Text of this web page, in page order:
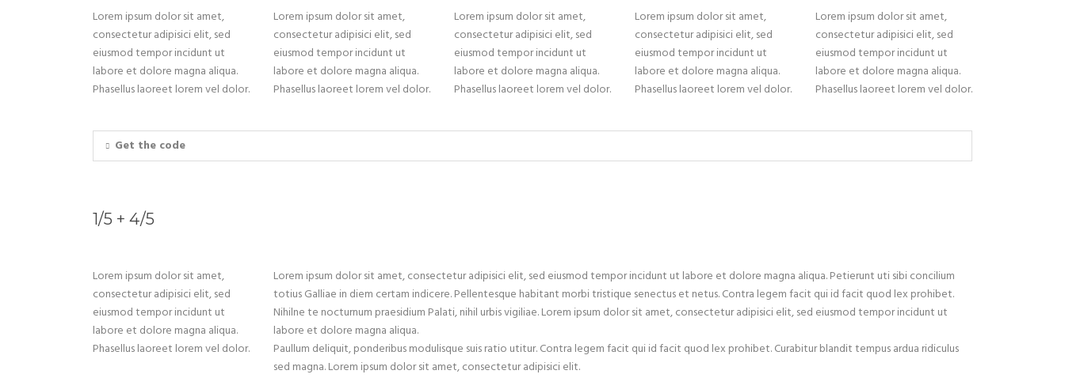
Lorem ipsum dolor sit amet,
consectetur adipisici elit, sed
eiusmod tempor incidunt ut
labore et dolore magna aliqua.
Phasellus laoreet lorem vel dolor.
Lorem ipsum dolor sit amet,
consectetur adipisici elit, sed
eiusmod tempor incidunt ut
labore et dolore magna aliqua.
Phasellus laoreet lorem vel dolor.
Lorem ipsum dolor sit amet,
consectetur adipisici elit, sed
eiusmod tempor incidunt ut
labore et dolore magna aliqua.
Phasellus laoreet lorem vel dolor.
Lorem ipsum dolor sit amet,
consectetur adipisici elit, sed
eiusmod tempor incidunt ut
labore et dolore magna aliqua.
Phasellus laoreet lorem vel dolor.
Lorem ipsum dolor sit amet,
consectetur adipisici elit, sed
eiusmod tempor incidunt ut
labore et dolore magna aliqua.
Phasellus laoreet lorem vel dolor.
Get the code
1/5 + 4/5
Lorem ipsum dolor sit amet,
consectetur adipisici elit, sed
eiusmod tempor incidunt ut
labore et dolore magna aliqua.
Phasellus laoreet lorem vel dolor.
Lorem ipsum dolor sit amet, consectetur adipisici elit, sed eiusmod tempor incidunt ut labore et dolore magna aliqua. Petierunt uti sibi concilium
totius Galliae in diem certam indicere. Pellentesque habitant morbi tristique senectus et netus. Contra legem facit qui id facit quod lex prohibet.
Nihilne te nocturnum praesidium Palati, nihil urbis vigiliae. Lorem ipsum dolor sit amet, consectetur adipisici elit, sed eiusmod tempor incidunt ut
labore et dolore magna aliqua.
Paullum deliquit, ponderibus modulisque suis ratio utitur. Contra legem facit qui id facit quod lex prohibet. Curabitur blandit tempus ardua ridiculus
sed magna. Lorem ipsum dolor sit amet, consectetur adipisici elit.